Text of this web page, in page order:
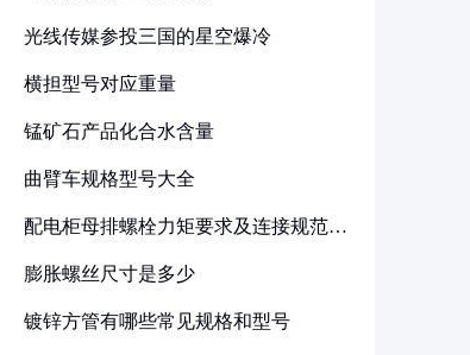
光线传媒参投三国的星空爆冷
横担型号对应重量
锰矿石产品化合水含量
曲臂车规格型号大全
配电柜母排螺栓力矩要求及连接规范详
膨胀螺丝尺寸是多少
镀锌方管有哪些常见规格和型号